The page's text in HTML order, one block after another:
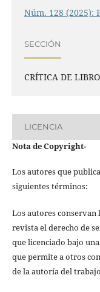
Núm. 128 (2025):
SECCIÓN
CRÍTICA DE
LICENCIA
Nota de Copyright-
Los autores que
siguientes términos:
Los autores conservan
revista el derecho de
que licenciado bajo
que permite a otros
de la autoría del